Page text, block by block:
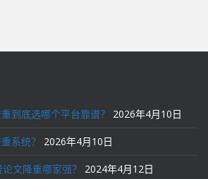
到底选哪个平台靠谱？ 2026年4月10日
系统？ 2026年4月10日
文降重哪家强？ 2024年4月12日